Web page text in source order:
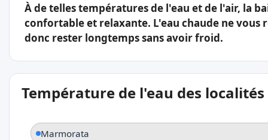
À de telles températures de l'eau et de l'air, la
confortable et relaxante. L'eau chaude ne vous
donc rester longtemps sans avoir froid.
Température de l'eau des
Marmorata